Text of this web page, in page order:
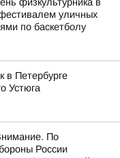
уличных
по баскетболу
в Петербурге
Устюга
По
России